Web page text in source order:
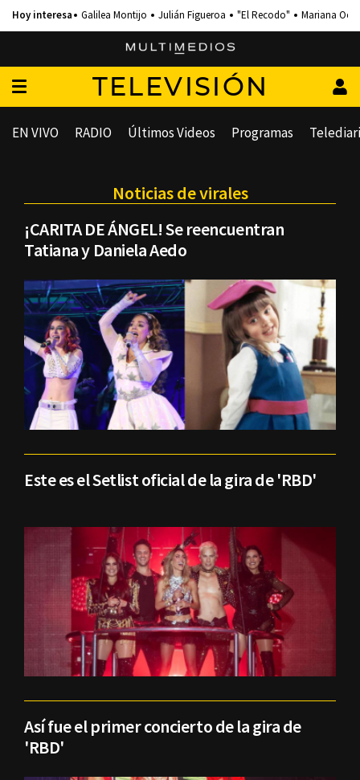
Galilea Montijo Julián Figueroa "El Recodo" Mariana
TELEVISIÓN
EN VIVO RADIO Últimos Videos Programas
Noticias de virales
¡CARITA DE ÁNGEL! Se reencuentran
Tatiana y Daniela Aedo
Este es el Setlist oficial de la gira de 'RBD'
Así fue el primer concierto de la gira de
'RBD'